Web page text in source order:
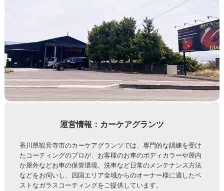
運営情報：カーケアグランツ
香川県観音寺市のカーケアグランツでは、専門的な訓練を受け
たコーティングのプロが、お客様のお車のボディカラーや屋内
か屋外などお車の保管環境、洗車など日常のメンテナンス方法
などをお伺いし、四国エリア全域からのオーナー様に適したベ
ストなガラスコーティングをご提供しています。